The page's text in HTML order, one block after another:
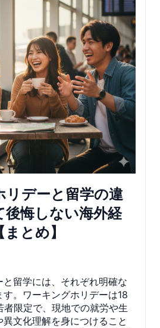
リデーと留学の違
後悔しない海外経
とめ】
と留学には、それぞれ明確な
。ワーキングホリデーは18
者限定で、現地での就労や生
文化理解を身につけること